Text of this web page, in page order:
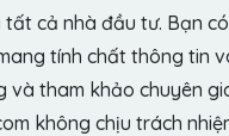
cả nhà đầu tư. Bạn
tính chất thông tin
và tham khảo chuyên
không chịu trách